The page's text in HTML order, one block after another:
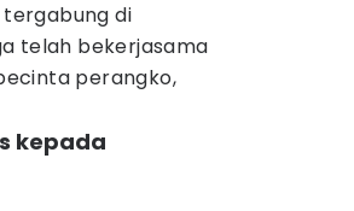
di
telah bekerjasama
perangko,
kepada